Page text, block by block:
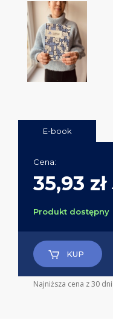
E-book
Cena:
35,93 zł
Produkt dostępny
KUP
Najniższa cena z 30